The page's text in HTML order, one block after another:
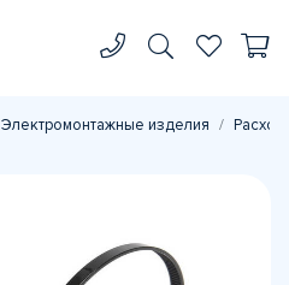
Электромонтажные изделия